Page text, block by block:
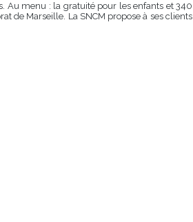
Au menu : la gratuité pour les enfants et 340
de Marseille. La SNCM propose à ses clients